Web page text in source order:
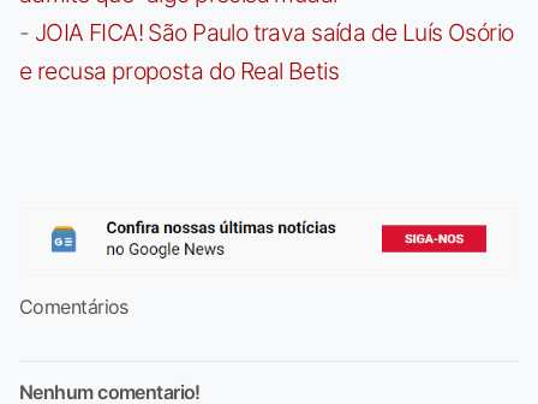
- JOIA FICA! São Paulo trava saída de Luís Osório
e recusa proposta do Real Betis
Comentários
Nenhum comentario!